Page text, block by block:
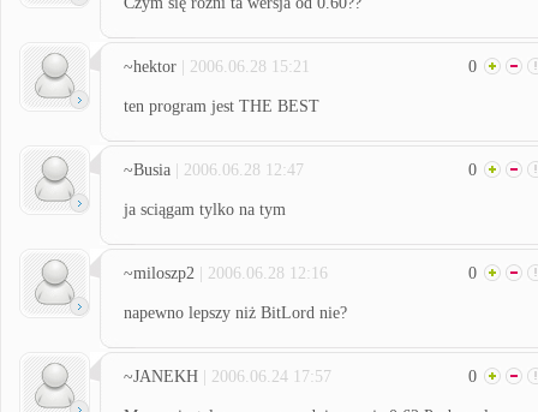
~hektor | 2006.06.28 15:21 0
ten program jest THE BEST
~Busia | 2006.06.28 12:47 0
ja sciągam tylko na tym
~miloszp2 | 2006.06.28 12:16 0
napewno lepszy niż BitLord nie?
~JANEKH | 2006.06.24 17:57 0